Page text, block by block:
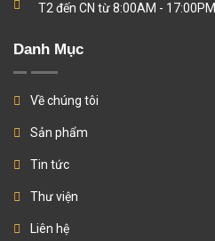
T2 đến CN từ 8:00AM - 17:00PM
Danh Mục
Về chúng tôi
Sản phẩm
Tin tức
Thư viện
Liên hệ